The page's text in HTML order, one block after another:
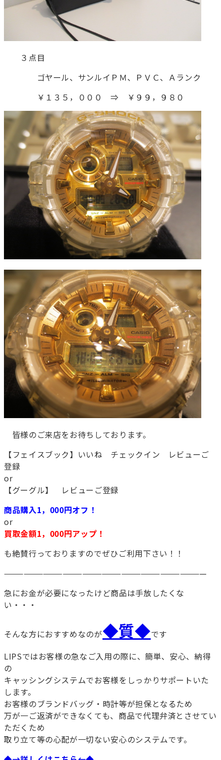
３点目
ゴヤール、サンルイＰＭ、ＰＶＣ、Ａランク
￥１３５，０００ ⇒ ￥９９，９８０
皆様のご来店をお待ちしております。
【フェイスブック】いいね チェックイン レビューご
登録
or
【グーグル】 レビューご登録
商品購入1，000円オフ！
or
買取金額1，000円アップ！
も絶賛行っておりますのでぜひご利用下さい！！
———————————————————————————————
急にお金が必要になったけど商品は手放したくな
い・・・
そんな方におすすめなのが◆質◆です
LIPSではお客様の急なご入用の際に、簡単、安心、納得
の
キャッシングシステムでお客様をしっかりサポートいた
します。
お客様のブランドバッグ・時計等が担保となるため
万が一ご返済ができなくても、商品で代理弁済とさせてい
ただくため
取り立て等の心配が一切ない安心のシステムです。